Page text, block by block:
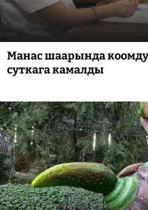
Манас шаарында
суткага камалды